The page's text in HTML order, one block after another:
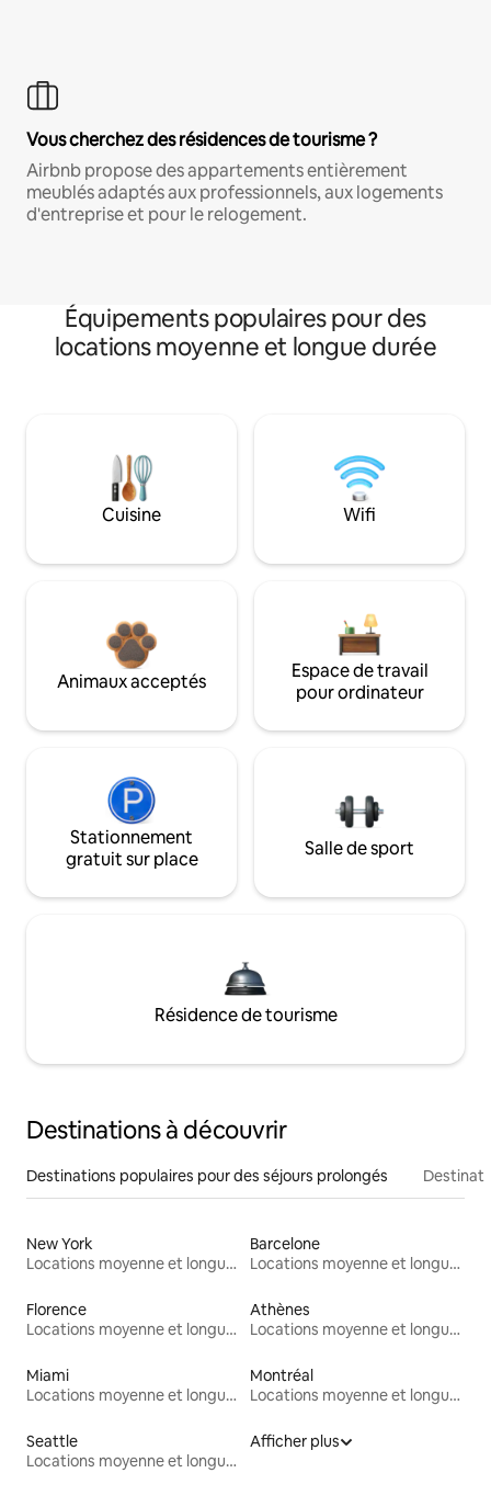
Vous cherchez des résidences de tourisme ?
Airbnb propose des appartements entièrement
meublés adaptés aux professionnels, aux logements
d'entreprise et pour le relogement.
Équipements populaires pour des
locations moyenne et longue durée
Cuisine Wifi
Animaux acceptés
Espace de travail
pour ordinateur
Stationnement
gratuit sur place
Salle de sport
Résidence de tourisme
Destinations à découvrir
Destinations populaires pour des séjours prolongés
New York
Locations moyenne et longue durée
Barcelone
Locations moyenne et longue durée
Florence
Locations moyenne et longue durée
Athènes
Locations moyenne et longue durée
Miami
Locations moyenne et longue durée
Montréal
Locations moyenne et longue durée
Seattle
Locations moyenne et longue durée
Afficher plus